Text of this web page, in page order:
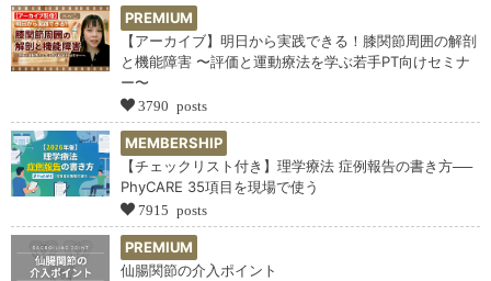
PREMIUM
【アーカイブ】明日から実践できる！膝関節周囲の解剖
と機能障害 〜評価と運動療法を学ぶ若手PT向けセミナ
ー〜
3790 posts
MEMBERSHIP
【チェックリスト付き】理学療法 症例報告の書き方──
PhyCARE 35項目を現場で使う
7915 posts
PREMIUM
仙腸関節の介入ポイント